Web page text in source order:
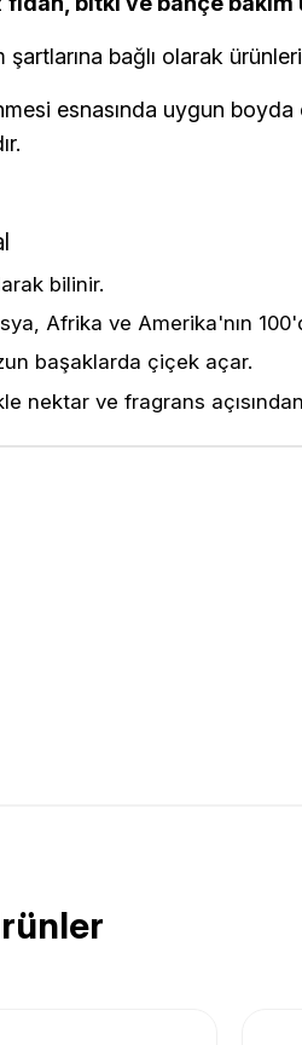
bağlı olarak
esnasında uygun boyda
bilinir.
Afrika ve Amerika'nın
başaklarda çiçek açar.
nektar ve fragrans